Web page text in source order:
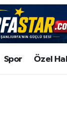
Spor Özel
Eczaneler